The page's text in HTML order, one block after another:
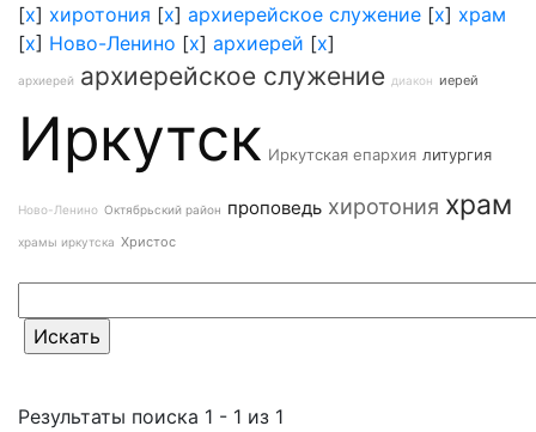
[x] хиротония [x] архиерейское служение [x] храм
[x] Ново-Ленино [x] архиерей [x]
архиерей архиерейское служение диакон иерей
Иркутск Иркутская епархия литургия
Ново-Ленино Октябрьский район проповедь хиротония храм
храмы иркутска Христос
Результаты поиска 1 - 1 из 1